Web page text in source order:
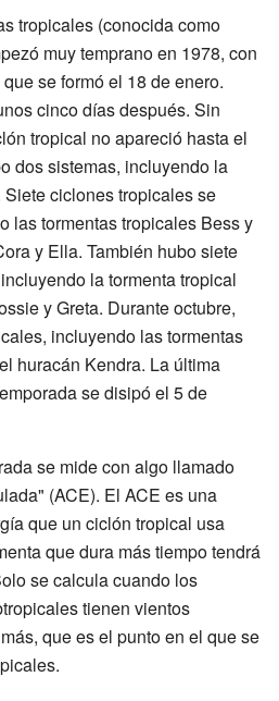
tropicales (conocida como
muy temprano en 1978, con
se formó el 18 de enero.
cinco días después. Sin
tropical no apareció hasta el
dos sistemas, incluyendo la
ciclones tropicales se
las tormentas tropicales Bess y
y Ella. También hubo siete
la tormenta tropical
y Greta. Durante octubre,
incluyendo las tormentas
huracán Kendra. La última
se disipó el 5 de
se mide con algo llamado
(ACE). El ACE es una
que un ciclón tropical usa
que dura más tiempo tendrá
se calcula cuando los
tienen vientos
que es el punto en el que se